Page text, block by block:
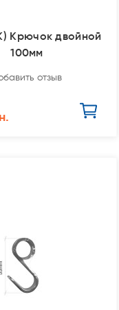
Крючок двойной
100мм
отзыв